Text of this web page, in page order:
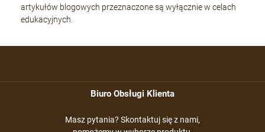
artykułów blogowych przeznaczone są wyłącznie w celach
edukacyjnych.
Biuro Obsługi Klienta
Masz pytania? Skontaktuj się z nami,